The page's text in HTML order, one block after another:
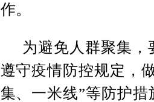
作。
为避免人群聚集
遵守疫情防控规定，
集、一米线”等防护